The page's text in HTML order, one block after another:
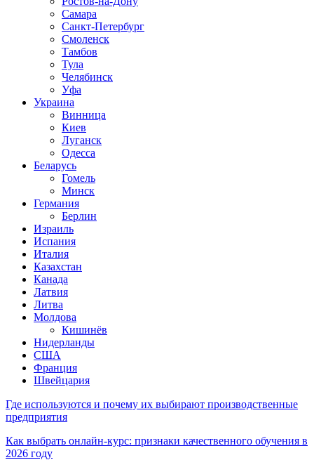
Самара
Санкт-Петербург
Смоленск
Тамбов
Тула
Челябинск
Уфа
Украина
Винница
Киев
Луганск
Одесса
Беларусь
Гомель
Минск
Германия
Берлин
Израиль
Испания
Италия
Казахстан
Канада
Латвия
Литва
Молдова
Кишинёв
Нидерланды
США
Франция
Швейцария
Где используются и почему их выбирают производственные
предприятия
Как выбрать онлайн-курс: признаки качественного обучения в
2026 году